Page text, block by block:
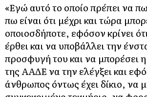
«Εγώ αυτό το οποίο πρέπει να
πω είναι ότι μέχρι και τώρα
οποιοσδήποτε, εφόσον κρίνει
έρθει και να υποβάλλει την
προσφυγή του και να μπορέσει
της ΑΑΔΕ να την ελέγξει και
άνθρωπος όντως έχει δίκιο, να